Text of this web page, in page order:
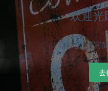
欢迎光
在此处撰写
去